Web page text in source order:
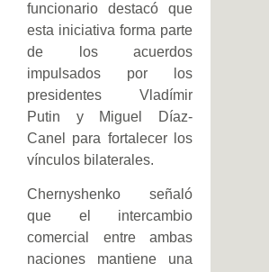
funcionario destacó que
esta iniciativa forma parte
de los acuerdos
impulsados por los
presidentes Vladímir
Putin y Miguel Díaz-
Canel para fortalecer los
vínculos bilaterales.
Chernyshenko señaló
que el intercambio
comercial entre ambas
naciones mantiene una